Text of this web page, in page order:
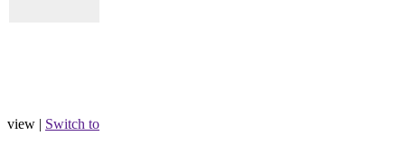
view | Switch to